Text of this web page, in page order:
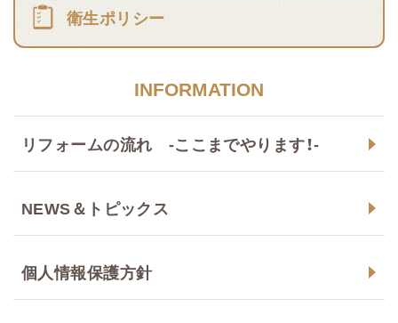
衛生ポリシー
INFORMATION
リフォームの流れ -ここまでやります！-
NEWS＆トピックス
個人情報保護方針